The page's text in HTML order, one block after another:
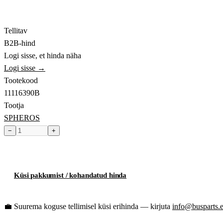
Tellitav
B2B-hind
Logi sisse, et hinda näha
Logi sisse →
Tootekood
11116390B
Tootja
SPHEROS
− +
Küsi pakkumist / kohandatud hinda
💼 Suurema koguse tellimisel küsi erihinda — kirjuta